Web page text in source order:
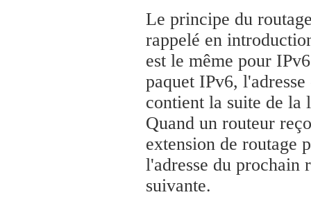
Le principe du
rappelé en
est le même pour
paquet IPv6,
contient la suite de la
Quand un routeur
extension de routage
l'adresse du prochain
suivante.